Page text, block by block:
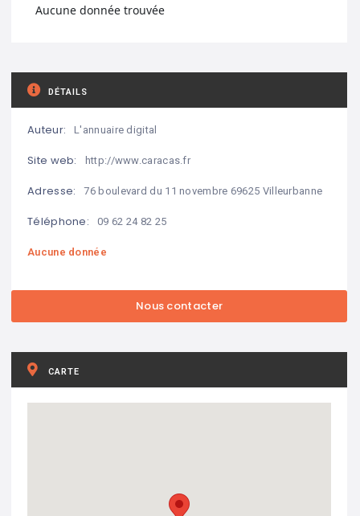
Aucune donnée trouvée
DÉTAILS
Auteur: L'annuaire digital
Site web: http://www.caracas.fr
Adresse: 76 boulevard du 11 novembre 69625 Villeurbanne
Téléphone: 09 62 24 82 25
Aucune donnée
CARTE